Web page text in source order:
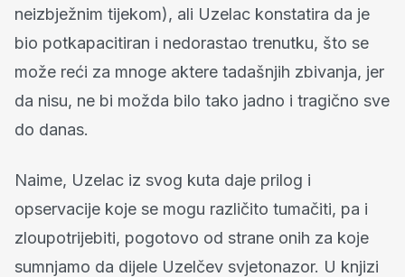
neizbježnim tijekom), ali Uzelac konstatira da je
bio potkapacitiran i nedorastao trenutku, što se
može reći za mnoge aktere tadašnjih zbivanja, jer
da nisu, ne bi možda bilo tako jadno i tragično sve
do danas.
Naime, Uzelac iz svog kuta daje prilog i
opservacije koje se mogu različito tumačiti, pa i
zloupotrijebiti, pogotovo od strane onih za koje
sumnjamo da dijele Uzelčev svjetonazor. U knjizi